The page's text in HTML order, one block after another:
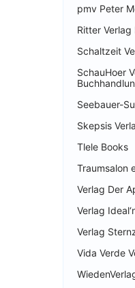
pmv Peter
Ritter Verlag
Schaltzeit
SchauHoer
Seebauer-
Skepsis
Tlele Books
Traumsalon
Verlag Der
Verlag
Verlag
Vida Verde